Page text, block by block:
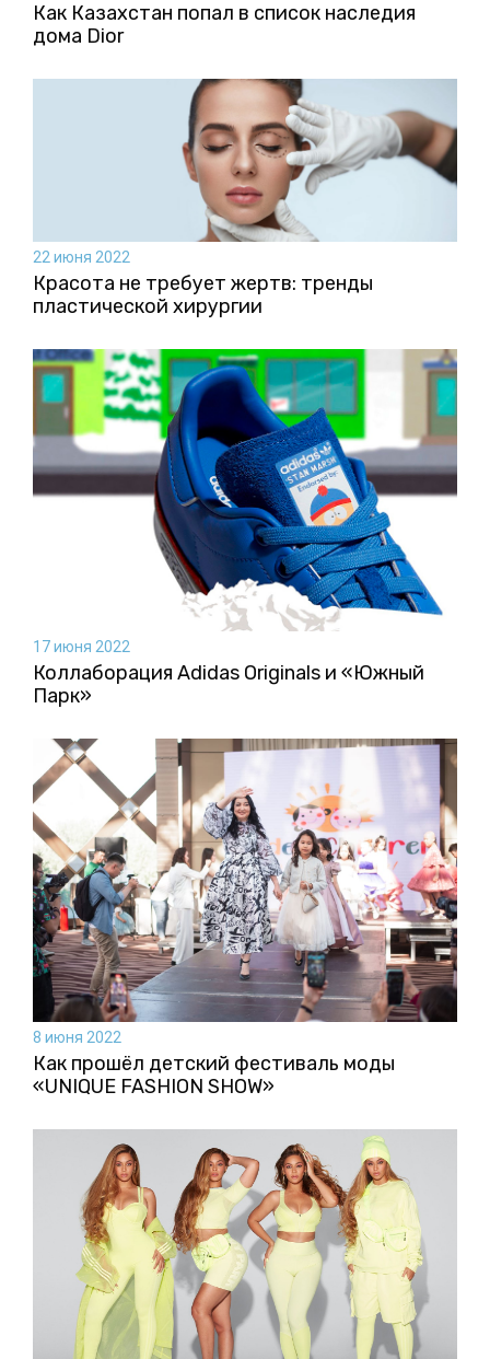
Как Казахстан попал в список наследия
дома Dior
22 июня 2022
Красота не требует жертв: тренды
пластической хирургии
17 июня 2022
Коллаборация Аdidas Originals и «Южный
Парк»
8 июня 2022
Как прошёл детский фестиваль моды
«UNIQUE FASHION SHOW»